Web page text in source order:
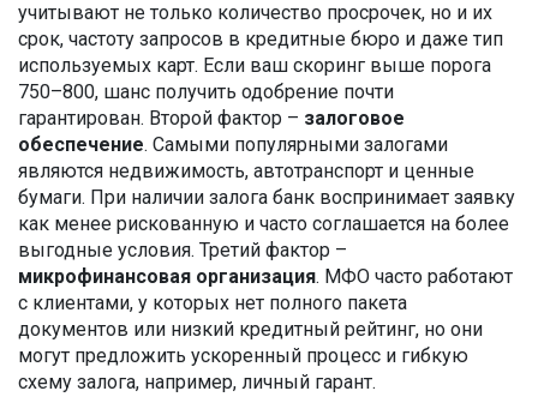
учитывают не только количество просрочек, но и их
срок, частоту запросов в кредитные бюро и даже тип
используемых карт. Если ваш скоринг выше порога
750–800, шанс получить одобрение почти
гарантирован. Второй фактор – залоговое
обеспечение. Самыми популярными залогами
являются недвижимость, автотранспорт и ценные
бумаги. При наличии залога банк воспринимает заявку
как менее рискованную и часто соглашается на более
выгодные условия. Третий фактор –
микрофинансовая организация. МФО часто работают
с клиентами, у которых нет полного пакета
документов или низкий кредитный рейтинг, но они
могут предложить ускоренный процесс и гибкую
схему залога, например, личный гарант.